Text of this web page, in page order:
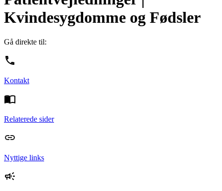
Kvindesygdomme og Fødsler
Gå direkte til:
Kontakt
Relaterede sider
Nyttige links